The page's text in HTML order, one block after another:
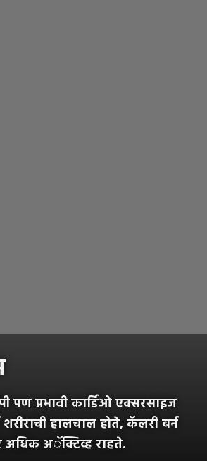
पण प्रभावी कार्डिओ एक्सरसाइज
हालचाल होते, कॅलरी बर्न
अधिक अॅक्टिव्ह राहते.